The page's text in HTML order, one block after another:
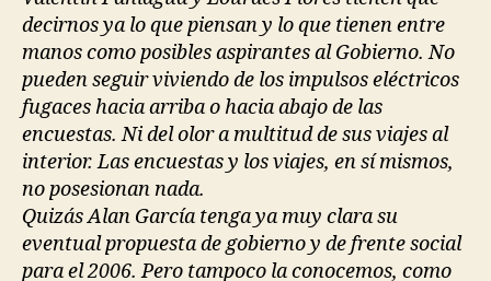
decirnos ya lo que piensan y lo que tienen entre
manos como posibles aspirantes al Gobierno. No
pueden seguir viviendo de los impulsos eléctricos
fugaces hacia arriba o hacia abajo de las
encuestas. Ni del olor a multitud de sus viajes al
interior. Las encuestas y los viajes, en sí mismos,
no posesionan nada.
Quizás Alan García tenga ya muy clara su
eventual propuesta de gobierno y de frente social
para el 2006. Pero tampoco la conocemos, como